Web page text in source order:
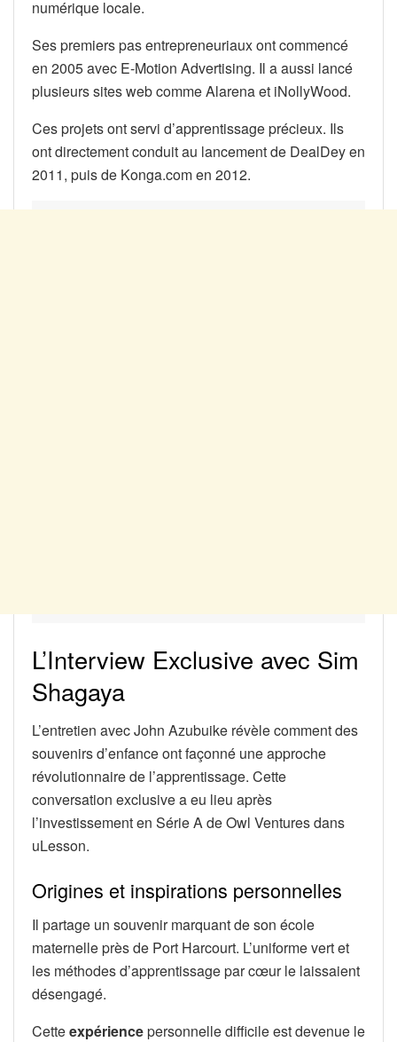
numérique locale.
Ses premiers pas entrepreneuriaux ont commencé
en 2005 avec E-Motion Advertising. Il a aussi lancé
plusieurs sites web comme Alarena et iNollyWood.
Ces projets ont servi d’apprentissage précieux. Ils
ont directement conduit au lancement de DealDey en
2011, puis de Konga.com en 2012.
L’Interview Exclusive avec Sim
Shagaya
L’entretien avec John Azubuike révèle comment des
souvenirs d’enfance ont façonné une approche
révolutionnaire de l’apprentissage. Cette
conversation exclusive a eu lieu après
l’investissement en Série A de Owl Ventures dans
uLesson.
Origines et inspirations personnelles
Il partage un souvenir marquant de son école
maternelle près de Port Harcourt. L’uniforme vert et
les méthodes d’apprentissage par cœur le laissaient
désengagé.
Cetteexpériencepersonnelle difficile est devenue le